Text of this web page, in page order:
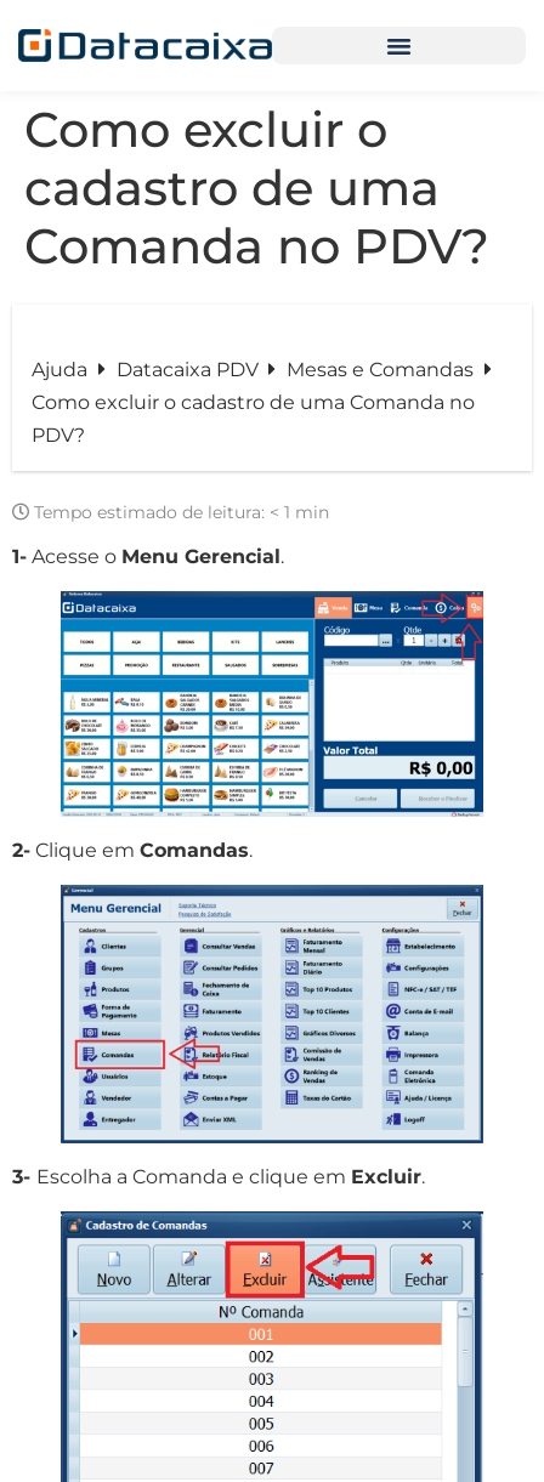
Como excluir o
cadastro de uma
Comanda no PDV?
Ajuda Datacaixa PDV
Mesas e Comandas
Como excluir o cadastro de uma Comanda no
PDV?
Tempo estimado de leitura: < 1 min
1- Acesse o Menu Gerencial.
2- Clique em Comandas.
3- Escolha a Comanda e clique em Excluir.